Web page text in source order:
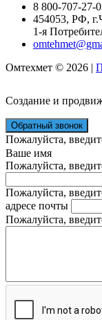
8 800-707-27-
454053, РФ, г.
1-я
Омтехмет © 2026 |
Создание и
Обратный звонок
Пожалуйста,
Ваше имя
Пожалуйста,
Пожалуйста,
адресе почты
Пожалуйста,